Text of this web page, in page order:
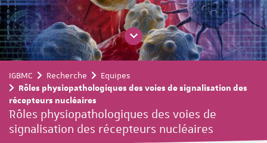
IGBMC Recherche
Equipes
Rôles physiopathologiques des voies de signalisation des
récepteurs nucléaires
Rôles physiopathologiques des voies de
signalisation des récepteurs nucléaires